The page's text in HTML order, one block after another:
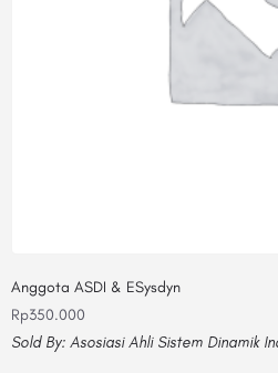
Anggota ASDI & ESysdyn
Rp350.000
Sold By: Asosiasi Ahli Sistem Dinamik